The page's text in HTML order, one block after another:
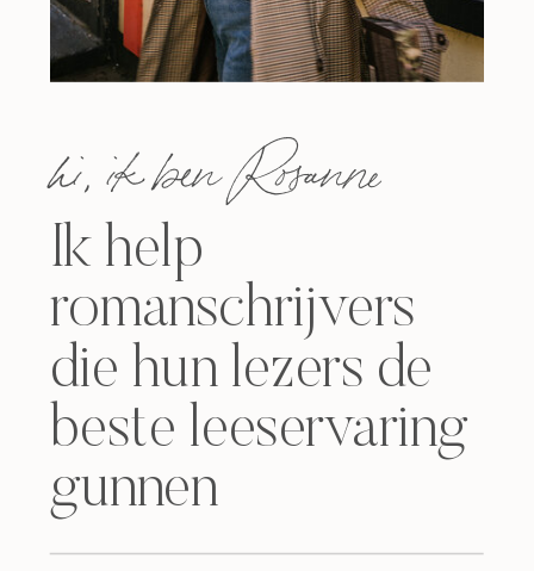
hi, ik ben Rosanne
Ik help
romanschrijvers
die hun lezers de
beste leeservaring
gunnen